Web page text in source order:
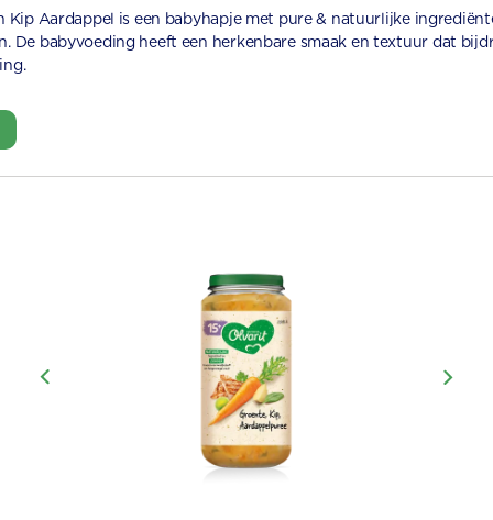
Kip Aardappel is een babyhapje met pure & natuurlijke
De babyvoeding heeft een herkenbare smaak en textuur dat